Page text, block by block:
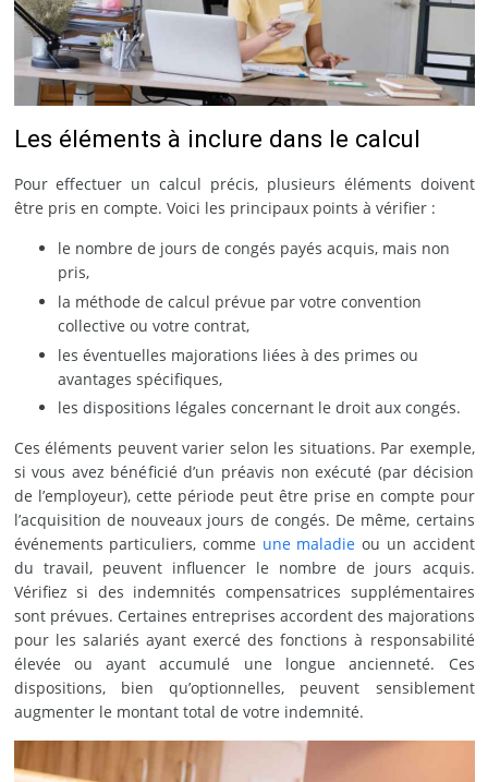
Les éléments à inclure dans le calcul
Pour effectuer un calcul précis, plusieurs éléments doivent
être pris en compte. Voici les principaux points à vérifier :
le nombre de jours de congés payés acquis, mais non
pris,
la méthode de calcul prévue par votre convention
collective ou votre contrat,
les éventuelles majorations liées à des primes ou
avantages spécifiques,
les dispositions légales concernant le droit aux congés.
Ces éléments peuvent varier selon les situations. Par exemple,
si vous avez bénéficié d’un préavis non exécuté (par décision
de l’employeur), cette période peut être prise en compte pour
l’acquisition de nouveaux jours de congés. De même, certains
événements particuliers, comme une maladie ou un accident
du travail, peuvent influencer le nombre de jours acquis.
Vérifiez si des indemnités compensatrices supplémentaires
sont prévues. Certaines entreprises accordent des majorations
pour les salariés ayant exercé des fonctions à responsabilité
élevée ou ayant accumulé une longue ancienneté. Ces
dispositions, bien qu’optionnelles, peuvent sensiblement
augmenter le montant total de votre indemnité.